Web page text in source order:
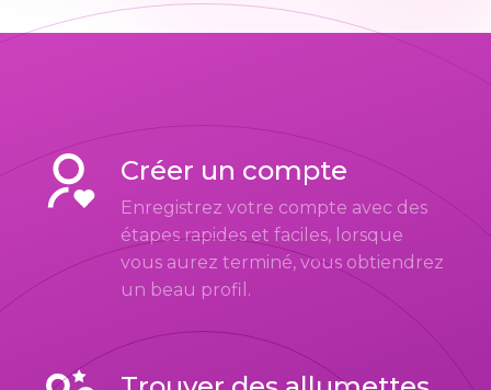
Créer un compte
Enregistrez votre compte avec des
étapes rapides et faciles, lorsque
vous aurez terminé, vous obtiendrez
un beau profil.